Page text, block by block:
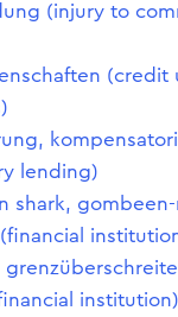
(injury to
(credit
lending)
shark,
institution)